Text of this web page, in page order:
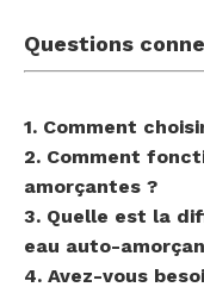
Questions
1. Comment
2. Comment
amorçantes ?
3. Quelle est la
eau auto-
4. Avez-vous